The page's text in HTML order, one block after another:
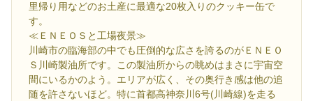
里帰り用などのお土産に最適な20枚入りのクッキー缶で
す。
≪ＥＮＥＯＳと工場夜景≫
川崎市の臨海部の中でも圧倒的な広さを誇るのがＥＮＥＯ
Ｓ川崎製油所です。この製油所からの眺めはまさに宇宙空
間にいるかのよう。エリアが広く、その奥行き感は他の追
随を許さないほど。特に首都高神奈川6号(川崎線)を走る